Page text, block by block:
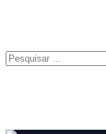
Pesquisar
por: